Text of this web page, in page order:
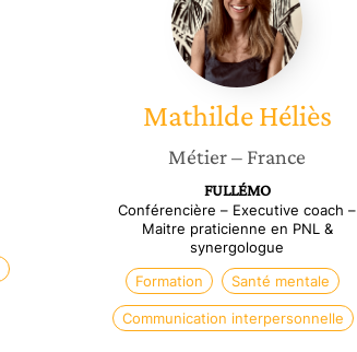
Mathilde Héliès
Métier– France
FULLÉMO
Conférencière – Executive coach –
Maitre praticienne en PNL &
synergologue
Formation
Santé mentale
Communication interpersonnelle